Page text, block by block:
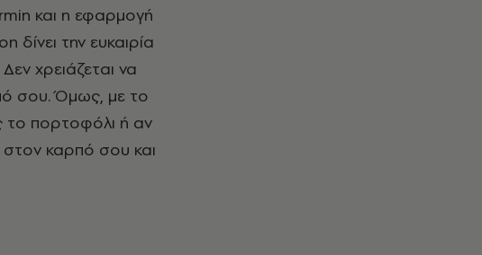
και η εφαρμογή
την ευκαιρία
χρειάζεται να
σου. Όμως, με το
το πορτοφόλι ή αν
καρπό σου και